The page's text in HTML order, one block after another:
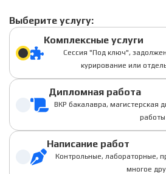
Выберите услугу:
Комплексные услуги
Сессия "Под ключ",
курирование или
Дипломная работа
ВКР бакалавра, магистерская
работы
Написание работ
Контрольные, лабораторные,
многое